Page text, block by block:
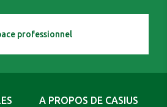
professionnel
A PROPOS DE CASIUS